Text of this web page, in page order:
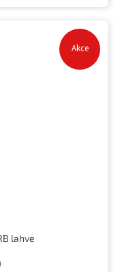
Akce
lahve